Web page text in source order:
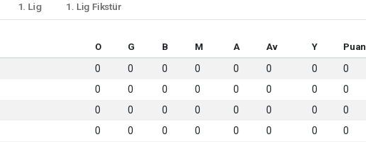
1. Lig 1. Lig Fikstür
O G B M A Av Y Puan
0 0 0 0 0 0 0
0
0 0 0 0 0 0 0
0
0 0 0 0 0 0 0
0
0 0 0 0 0 0 0
0